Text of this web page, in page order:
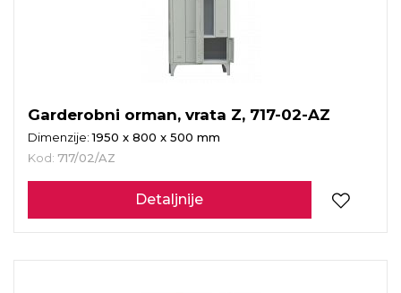
Garderobni orman, vrata Z, 717-02-AZ
Dimenzije:1950 x 800 x 500 mm
Kod: 717/02/AZ
Detaljnije